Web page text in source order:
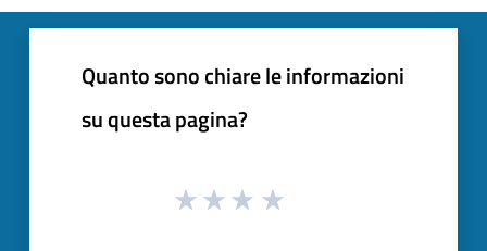
Quanto sono chiare le informazioni
su questa pagina?